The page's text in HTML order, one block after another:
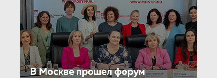
В Москве прошел форум